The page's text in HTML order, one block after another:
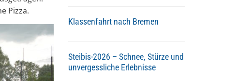
Pizza.
Klassenfahrt nach Bremen
Steibis-2026 – Schnee, Stürze und
unvergessliche Erlebnisse